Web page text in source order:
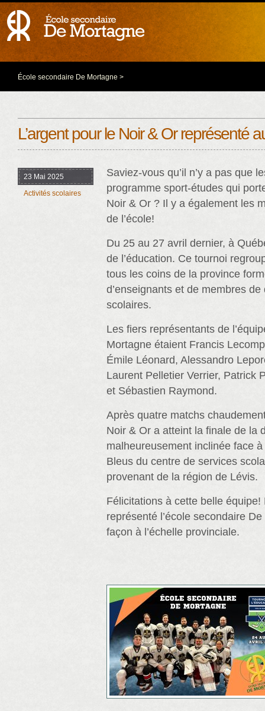
École secondaire De Mortagne >
L’argent pour le Noir & Or représenté
23 Mai 2025
Activités scolaires
Saviez-vous qu’il n’y a pas que
programme sport-études qui
Noir & Or ? Il y a également les
de l’école!
Du 25 au 27 avril dernier, à
de l’éducation. Ce tournoi
tous les coins de la province
d’enseignants et de membres
scolaires.
Les fiers représentants de
Mortagne étaient Francis
Émile Léonard, Alessandro
Laurent Pelletier Verrier, Patrick
et Sébastien Raymond.
Après quatre matchs
Noir & Or a atteint la finale de la
malheureusement inclinée face à
Bleus du centre de services
provenant de la région de Lévis.
Félicitations à cette belle équipe!
représenté l’école secondaire
façon à l’échelle provinciale.